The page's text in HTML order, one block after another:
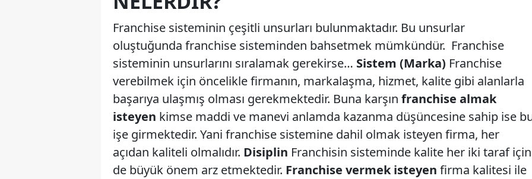
Franchise sisteminin çeşitli unsurları bulunmaktadır. Bu unsurlar
oluştuğunda franchise sisteminden bahsetmek mümkündür. Franchise
sisteminin unsurlarını sıralamak gerekirse… Sistem (Marka) Franchise
verebilmek için öncelikle firmanın, markalaşma, hizmet, kalite gibi alanlarla
başarıya ulaşmış olması gerekmektedir. Buna karşın franchise almak
isteyen kimse maddi ve manevi anlamda kazanma düşüncesine sahip ise
işe girmektedir. Yani franchise sistemine dahil olmak isteyen firma, her
açıdan kaliteli olmalıdır. Disiplin Franchisin sisteminde kalite her iki taraf için
de büyük önem arz etmektedir. Franchise vermek isteyen firma kalitesi ile